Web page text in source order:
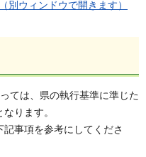
別ウィンドウで開きます）
ては、県の執行基準に準じた
ります。
事項を参考にしてくださ